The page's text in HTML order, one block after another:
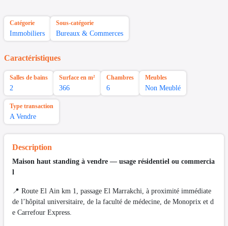
Catégorie
Immobiliers
Sous-catégorie
Bureaux & Commerces
Caractéristiques
Salles de bains
2
Surface en m²
366
Chambres
6
Meubles
Non Meublé
Type transaction
A Vendre
Description
Maison haut standing à vendre — usage résidentiel ou commercia
l
📍 Route El Ain km 1, passage El Marrakchi, à proximité immédiate
de l’hôpital universitaire, de la faculté de médecine, de Monoprix et d
e Carrefour Express.